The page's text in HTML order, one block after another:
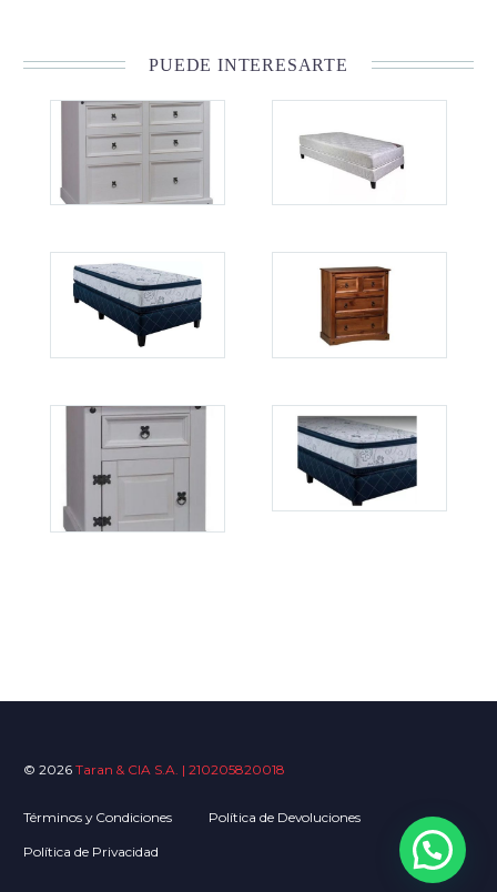
PUEDE INTERESARTE
© 2026 Taran & CIA S.A. | 210205820018
Términos y Condiciones Política de Devoluciones
Política de Privacidad